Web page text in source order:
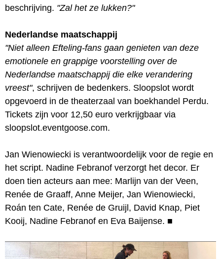
beschrijving. "Zal het ze lukken?"
Nederlandse maatschappij
"Niet alleen Efteling-fans gaan genieten van deze
emotionele en grappige voorstelling over de
Nederlandse maatschappij die elke verandering
vreest", schrijven de bedenkers. Sloopslot wordt
opgevoerd in de theaterzaal van boekhandel Perdu.
Tickets zijn voor 12,50 euro verkrijgbaar via
sloopslot.eventgoose.com.
Jan Wienowiecki is verantwoordelijk voor de regie en
het script. Nadine Febranof verzorgt het decor. Er
doen tien acteurs aan mee: Marlijn van der Veen,
Renée de Graaff, Anne Meijer, Jan Wienowiecki,
Roán ten Cate, Renée de Gruijl, David Knap, Piet
Kooij, Nadine Febranof en Eva Baijense. ■